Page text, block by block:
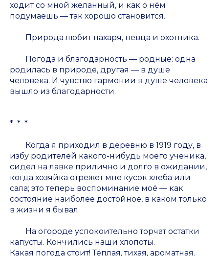
ходит со мной желанный, и как о нём
подумаешь — так хорошо становится.
Природа любит пахаря, певца и охотника.
Погода и благодарность — родные: одна
родилась в природе, другая — в душе
человека. И чувство гармонии в душе человека
вышло из благодарности.
* * *
Когда я приходил в деревню в 1919 году, в
избу родителей какого-нибудь моего ученика,
сидел на лавке прилично и долго в ожидании,
когда хозяйка отрежет мне кусок хлеба или
сала; это теперь воспоминание моё — как
состояние наиболее достойное, в каком только
в жизни я бывал.
На огороде успокоительно торчат остатки
капусты. Кончились наши хлопоты.
Какая погода стоит! Тёплая, тихая, ароматная.